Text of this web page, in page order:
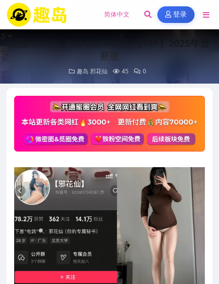
登录
觅圈 邪花仙 趣岛 NO.004期 【15P】2025年最
新版
趣岛 邪花仙 45 0